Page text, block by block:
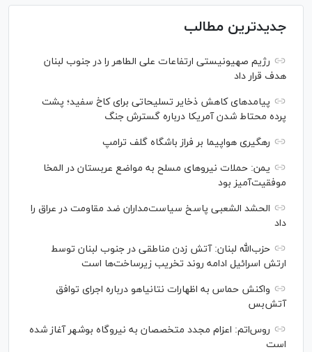
جدیدترین مطالب
رژیم صهیونیستی ارتفاعات علی الطاهر را در جنوب لبنان
هدف قرار داد
پیامدهای کاهش ذخایر تسلیحاتی برای کاخ سفید؛ پشت
پرده محتاط شدن آمریکا درباره گسترش جنگ
رهگیری هواپیما بر فراز باشگاه گلف ترامپ
یمن: حملات نیروهای مسلح به مواضع عربستان در المخا
موفقیت‌آمیز بود
الحشد الشعبی پاسخ سیاست‌مداران ضد مقاومت در عراق را
داد
حزب‌الله لبنان: آتش زدن مناطقی در جنوب لبنان توسط
ارتش اسرائیل ادامه روند تخریب زیرساخت‌ها است
واکنش حماس به اظهارات نتانیاهو درباره اجرای توافق
آتش‌بس
روس‌اتم: اعزام مجدد متخصصان به نیروگاه بوشهر آغاز شده
است